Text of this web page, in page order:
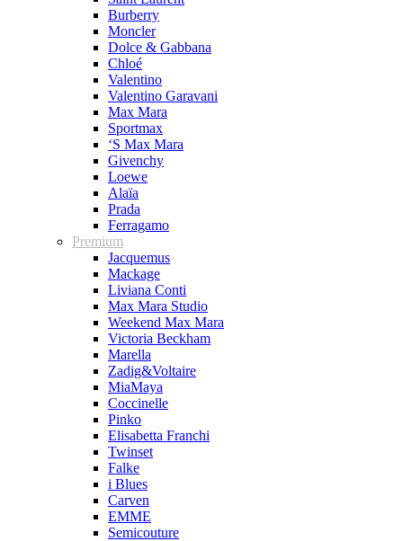
Burberry
Moncler
Dolce & Gabbana
Chloé
Valentino
Valentino Garavani
Max Mara
Sportmax
‘S Max Mara
Givenchy
Loewe
Alaïa
Prada
Ferragamo
Premium
Jacquemus
Mackage
Liviana Conti
Max Mara Studio
Weekend Max Mara
Victoria Beckham
Marella
Zadig&Voltaire
MiaMaya
Coccinelle
Pinko
Elisabetta Franchi
Twinset
Falke
i Blues
Carven
EMME
Semicouture